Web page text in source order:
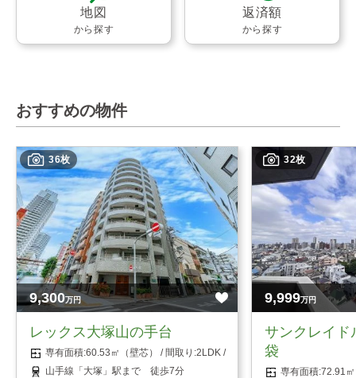
地図
から探す
返済額
から探す
おすすめの物件
36枚
9,300万円
レックス大塚山の手台
60.53㎡（壁芯）
2LDK
山手線「大塚」駅まで 徒歩7分
32枚
9,999万円
サンクレイド
袋
72.91